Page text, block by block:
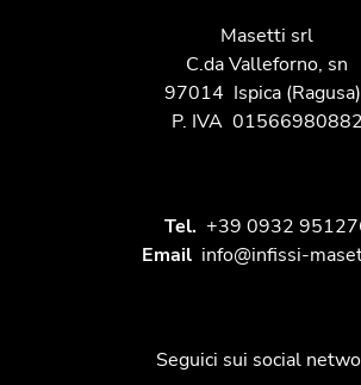
Masetti srl
C.da Valleforno, sn
97014 Ispica(Ragusa)
P. IVA 01566980882
Tel. +39 0932
Email info@infissi-
Seguici sui social